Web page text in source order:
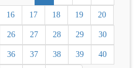
16 17 18 19 20
26 27 28 29 30
36 37 38 39 40